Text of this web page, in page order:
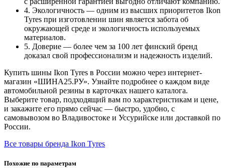
4. Экологичность — одним из высших приоритетов Ikon
Tyres при изготовлении шин является забота об
окружающей среде и экологичность используемых
материалов.
5. Доверие — более чем за 100 лет финский бренд
доказал свой профессионализм и надежность изделий.
Купить шины Ikon Tyres в России можно через интернет-
магазин «ШИНА25.РУ». Узнайте подробнее о каждом виде
автомобильной резины в карточках нашего каталога.
Выберите товар, подходящий вам по характеристикам и цене,
и закажите его прямо сейчас — быстро, удобно, с
самовывозом во Владивостоке и Уссурийске или доставкой по
России.
Все товары бренда Ikon Tyres
Похожие по параметрам